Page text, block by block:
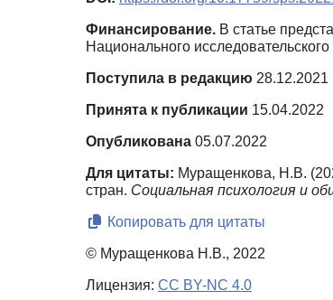
Финансирование. В статье
Национального
Поступила в редакцию 28.12.2021
Принята к публикации 15.04.2022
Опубликована 05.07.2022
Для цитаты: Муращенкова, Н.В.
стран. Социальная психология и
Копировать для цитаты
© Муращенкова Н.В., 2022
Лицензия: CC BY-NC 4.0